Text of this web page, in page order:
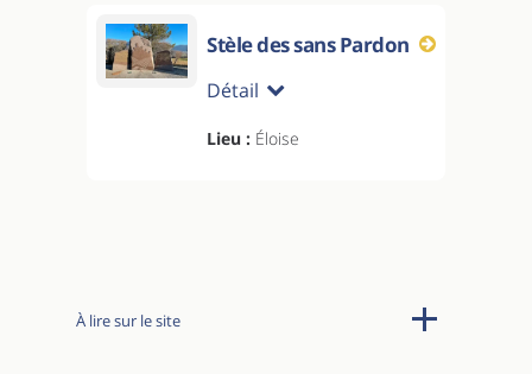
Stèle des sans Pardon
Détail
Lieu : Éloise
À lire sur le site